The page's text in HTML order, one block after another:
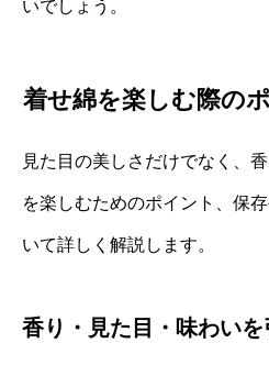
いでしょう。
着せ綿を楽しむ際の
見た目の美しさだけでなく、
を楽しむためのポイント、保
いて詳しく解説します。
香り・見た目・味わい